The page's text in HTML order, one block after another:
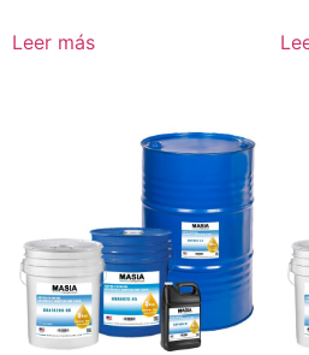
Leer más